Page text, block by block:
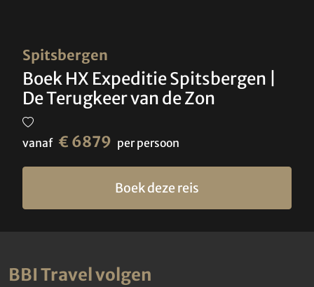
Spitsbergen
Boek HX Expeditie Spitsbergen |
De Terugkeer van de Zon
vanaf € 6879 per persoon
Boek deze reis
BBI Travel volgen